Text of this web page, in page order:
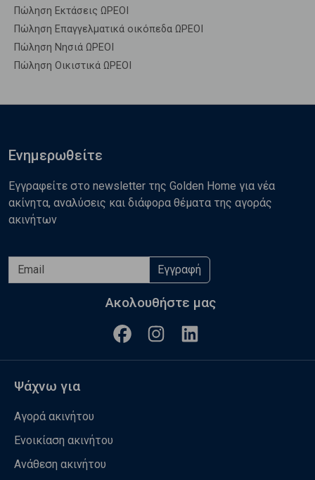
Πώληση Εκτάσεις ΩΡΕΟΙ
Πώληση Επαγγελματικά οικόπεδα ΩΡΕΟΙ
Πώληση Νησιά ΩΡΕΟΙ
Πώληση Οικιστικά ΩΡΕΟΙ
Ενημερωθείτε
Εγγραφείτε στο newsletter της Golden Home για νέα
ακίνητα, αναλύσεις και διάφορα θέματα της αγοράς
ακινήτων
Εγγραφή
Ακολουθήστε μας
Ψάχνω για
Αγορά ακινήτου
Ενοικίαση ακινήτου
Ανάθεση ακινήτου